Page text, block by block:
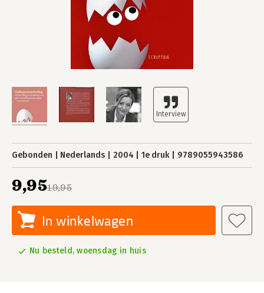
Gebonden Nederlands 2004 1e druk 9789055943586
19,95
9,95
In winkelwagen
Nu besteld, woensdag in huis